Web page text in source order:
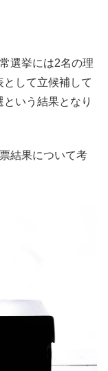
選挙には2名の理
して立候補して
いう結果となり
結果について考